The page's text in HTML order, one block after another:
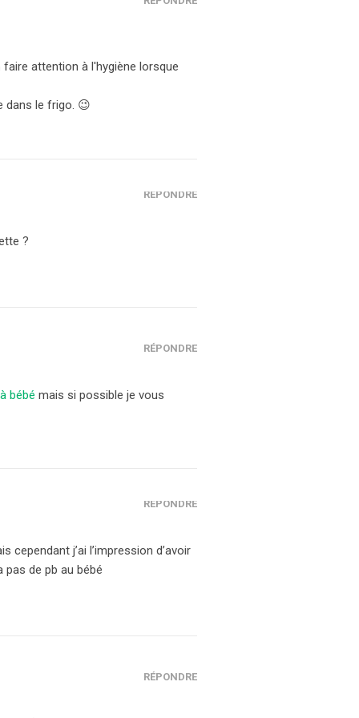
attention à l'hygiène lorsque
dans le frigo. 😉
RÉPONDRE
?
RÉPONDRE
bébé mais si possible je vous
RÉPONDRE
j’ai l’impression d’avoir
pas de pb au bébé
RÉPONDRE